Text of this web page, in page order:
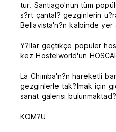
tur. Santiago'nun tüm
s?rt çantal? gezginlerin
Bellavista'n?n kalbinde
Y?llar geçtikçe popüler
kez Hostelworld'ün
La Chimba'n?n hareketli
gezginlerle tak?lmak için
sanat galerisi
KOM?U